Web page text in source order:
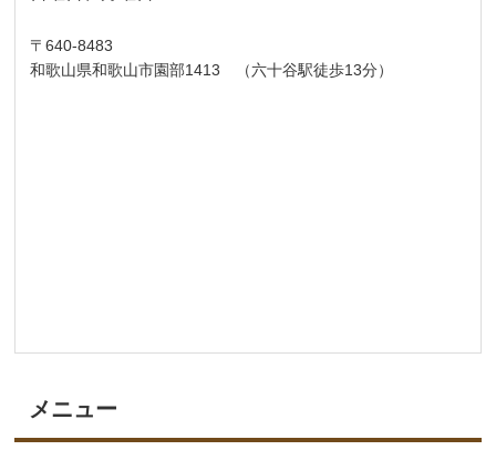
〒640-8483
和歌山県和歌山市園部1413 （六十谷駅徒歩13分）
メニュー